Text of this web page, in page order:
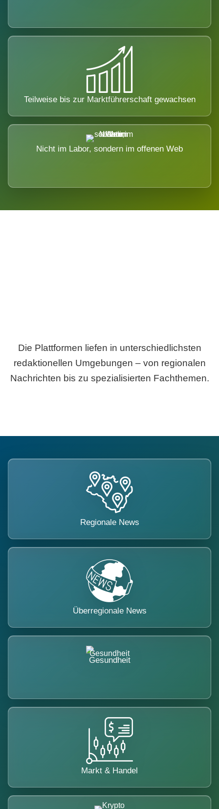
Teilweise bis zur Marktführerschaft gewachsen
Nicht im Labor, sondern im offenen Web
Die Plattformen liefen in unterschiedlichsten
redaktionellen Umgebungen – von regionalen
Nachrichten bis zu spezialisierten Fachthemen.
Regionale News
Überregionale News
Gesundheit
Markt & Handel